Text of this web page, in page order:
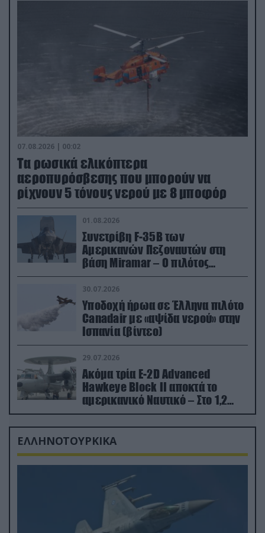
07.08.2026 | 00:02
Τα ρωσικά ελικόπτερα
αεροπυρόσβεσης που μπορούν να
ρίχνουν 5 τόνους νερού με 8 μποφόρ
01.08.2026
Συνετρίβη F-35B των
Αμερικανών Πεζοναυτών στη
βάση Miramar – Ο πιλότος
εκτινάχθηκε εγκαίρως
30.07.2026
Υποδοχή ήρωα σε Έλληνα πιλότο
Canadair με «αψίδα νερού» στην
Ισπανία (βίντεο)
29.07.2026
Ακόμα τρία E-2D Advanced
Hawkeye Block II αποκτά το
αμερικανικό Ναυτικό – Στο 1,2
δισ.δολάρια το κόστος
ΕΛΛΗΝΟΤΟΥΡΚΙΚΑ